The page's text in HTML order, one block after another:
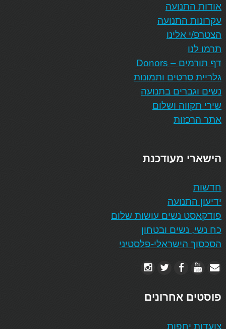
אודות התנועה
עקרונות התנועה
הצטרפ/י אלינו
תרמו לנו
דף תורמים – Donors
גלריית סרטים ותמונות
נשים וגברים בתנועה
שירי תקווה ושלום
אתר הרכזות
הישארי מעודכנת
חדשות
ידיעון התנועה
פודקאסט נשים עושות שלום
כח נשי, נשים ובטחון
הסכסוך הישראלי-פלסטיני
פוסטים אחרונים
צועדות יחפות